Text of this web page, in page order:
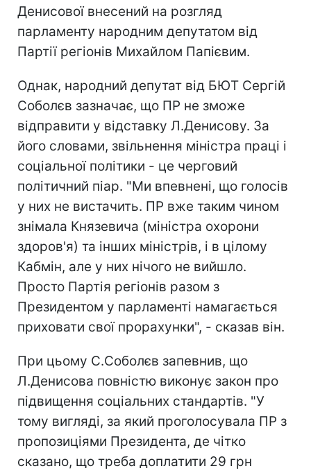
Денисової внесений на розгляд
парламенту народним депутатом від
Партії регіонів Михайлом Папієвим.
Однак, народний депутат від БЮТ Сергій
Соболєв зазначає, що ПР не зможе
відправити у відставку Л.Денисову. За
його словами, звільнення міністра праці і
соціальної політики - це черговий
політичний піар. "Ми впевнені, що голосів
у них не вистачить. ПР вже таким чином
знімала Князевича (міністра охорони
здоров'я) та інших міністрів, і в цілому
Кабмін, але у них нічого не вийшло.
Просто Партія регіонів разом з
Президентом у парламенті намагається
приховати свої прорахунки", - сказав він.
При цьому С.Соболєв запевнив, що
Л.Денисова повністю виконує закон про
підвищення соціальних стандартів. "У
тому вигляді, за який проголосувала ПР з
пропозиціями Президента, де чітко
сказано, що треба доплатити 29 грн